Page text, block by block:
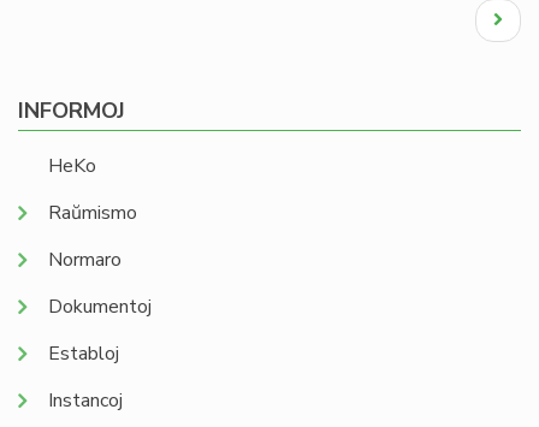
Next
page
INFORMOJ
HeKo
Raŭmismo
Normaro
Dokumentoj
Establoj
Instancoj